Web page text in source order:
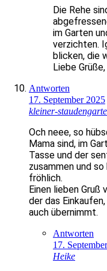
Die Rehe
im Garten
verzichten.
blicken, die
Liebe
Antworten
17. September 2025
kleiner-
Och neee, so
Mama sind, im
Tasse und der
zusammen und
fröhlich.
Einen lieben
der das
auch übernimmt.
Antworten
17.
Heike